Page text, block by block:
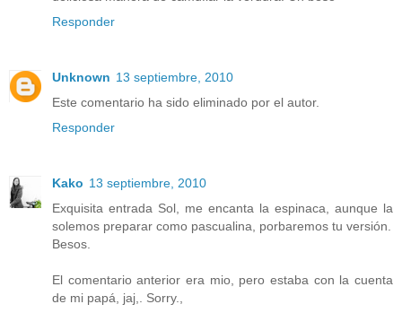
Responder
Unknown 13 septiembre, 2010
Este comentario ha sido eliminado por el autor.
Responder
Kako 13 septiembre, 2010
Exquisita entrada Sol, me encanta la espinaca, aunque la
solemos preparar como pascualina, porbaremos tu versión.
Besos.
El comentario anterior era mio, pero estaba con la cuenta
de mi papá, jaj,. Sorry.,